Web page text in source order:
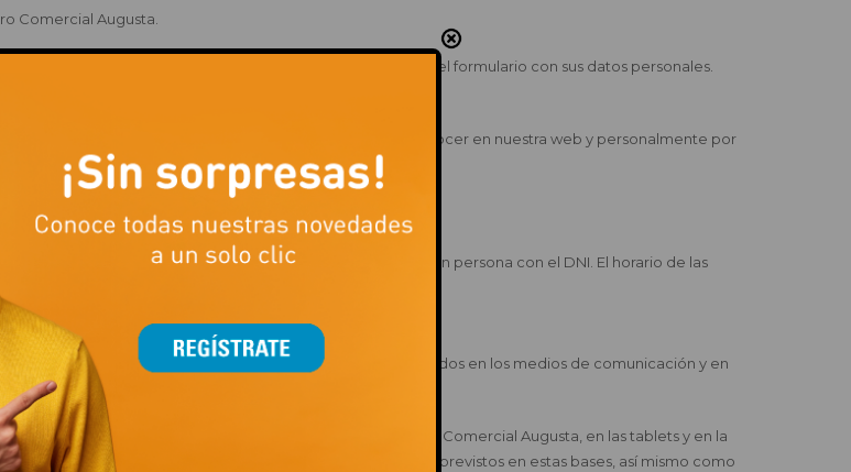
Comercial Augusta.
o entrando en la web del centro comercial, rellenando el formulario con sus datos personales.
el periodo de la promoción.
las 11:00h. Los nombres de los 2 ganadores se darán a conocer en nuestra web y personalmente por
En relación al premio.
Comercial Augusta. Para ello, hay que presentarse en persona con el DNI. El horario de las
y sin derecho a reclamación.
y si fuese necesario su imagen o voz, sean publicados en los medios de comunicación y en
que estarán a disposición del público en la web del Centro Comercial Augusta, en las tablets y en la
de resolver según su interpretación los aspectos no previstos en estas bases, así mismo como